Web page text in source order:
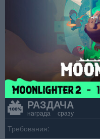
РАЗДАЧА
награда сразу
Требования: